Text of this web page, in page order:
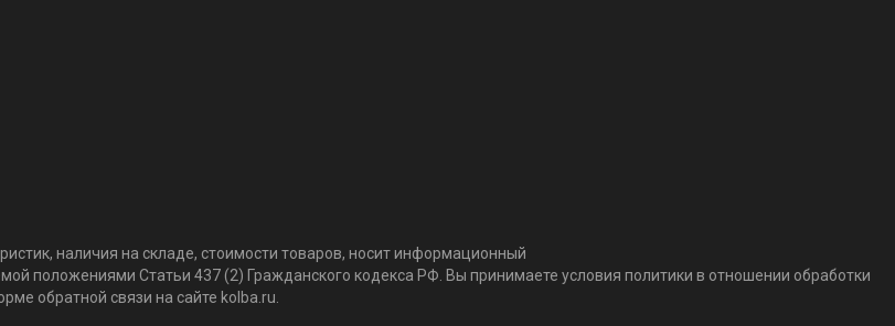
наличия на складе, стоимости товаров, носит информационный
положениями Статьи 437 (2) Гражданского кодекса РФ. Вы принимаете условия политики в отношении обработки
обратной связи на сайте kolba.ru.